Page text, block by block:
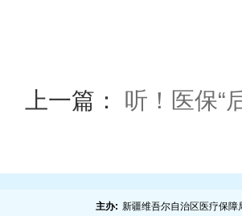
上一篇： 听！医保“
主办: 新疆维吾尔自治区医疗保障